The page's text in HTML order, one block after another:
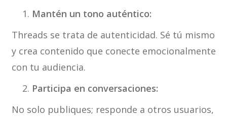
Mantén un tono auténtico:
Threads se trata de autenticidad. Sé tú mismo
y crea contenido que conecte emocionalmente
con tu audiencia.
Participa en conversaciones:
No solo publiques; responde a otros usuarios,